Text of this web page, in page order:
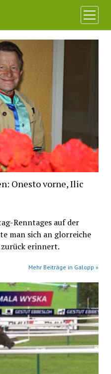
Menü
öffnen
Onesto vorne, Ilic
Renntages auf der
man sich an glorreiche
erinnert.
Mehr Beiträge in Galopp »